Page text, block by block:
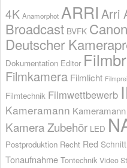
4K Anamorphot ARRI Arri
Broadcast BVFK Canon
Deutscher
Dokumentation Editor
Filmkamera Filmlicht
Filmtechnik Filmwettbewerb
Kameramann
Kamera Zubehör LED
Postproduktion Recht Red Schnitt
Tonaufnahme Tontechnik Video